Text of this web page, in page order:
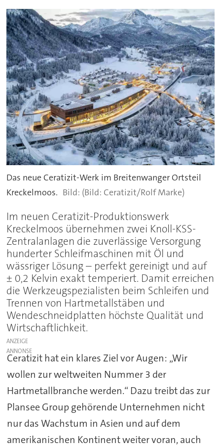
Das neue Ceratizit-Werk im Breitenwanger Ortsteil
Kreckelmoos.
(Bild: Ceratizit/Rolf Marke)
Im neuen Ceratizit-Produktionswerk
Kreckelmoos übernehmen zwei Knoll-KSS-
Zentralanlagen die zuverlässige Versorgung
hunderter Schleifmaschinen mit Öl und
wässriger Lösung – perfekt gereinigt und auf
± 0,2 Kelvin exakt temperiert. Damit erreichen
die Werkzeugspezialisten beim Schleifen und
Trennen von Hartmetallstäben und
Wendeschneidplatten höchste Qualität und
Wirtschaftlichkeit.
ANZEIGE
Ceratizit hat ein klares Ziel vor Augen: „Wir
wollen zur weltweiten Nummer 3 der
Hartmetallbranche werden.“ Dazu treibt das zur
Plansee Group gehörende Unternehmen nicht
nur das Wachstum in Asien und auf dem
amerikanischen Kontinent weiter voran, auch